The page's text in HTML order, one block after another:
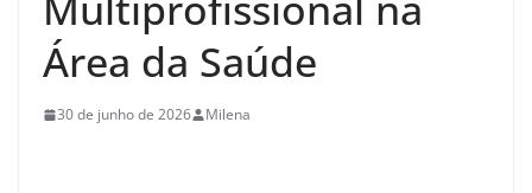
Área da Saúde
30 de junho de 2026 Milena